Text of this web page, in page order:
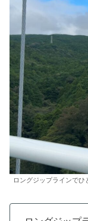
ロングジップラインでひ